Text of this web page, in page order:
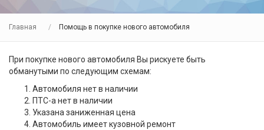
Главная Помощь в покупке нового автомобиля
При покупке нового автомобиля Вы рискуете быть
обманутыми по следующим схемам:
Автомобиля нет в наличии
ПТС-а нет в наличии
Указана заниженная цена
Автомобиль имеет кузовной ремонт